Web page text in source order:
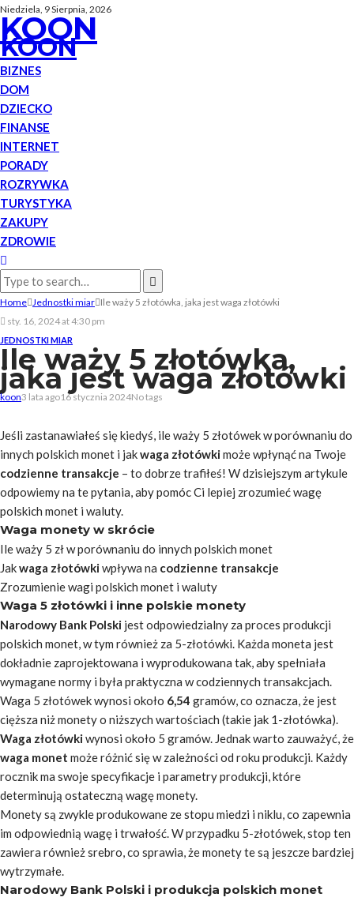
Niedziela, 9 Sierpnia, 2026
KOON
KOON
BIZNES
DOM
DZIECKO
FINANSE
INTERNET
PORADY
ROZRYWKA
TURYSTYKA
ZAKUPY
ZDROWIE
Home Jednostki miar Ile waży 5 złotówka, jaka jest waga złotówki
sty. 16, 2024 at 4:30 pm
JEDNOSTKI MIAR
Ile waży 5 złotówka,
jaka jest waga złotówki
koon3 lata ago16 stycznia 2024No tags
Jeśli zastanawiałeś się kiedyś, ile waży 5 złotówek w porównaniu do
innych polskich monet i jakwaga złotówkimoże wpłynąć na Twoje
codzienne transakcje – to dobrze trafiłeś! W dzisiejszym artykule
odpowiemy na te pytania, aby pomóc Ci lepiej zrozumieć wagę
polskich monet i waluty.
Waga monety w skrócie
Ile waży 5 zł w porównaniu do innych polskich monet
Jakwaga złotówkiwpływa na codzienne transakcje
Zrozumienie wagi polskich monet i waluty
Waga 5 złotówki i inne polskie monety
Narodowy Bank Polski jest odpowiedzialny za proces produkcji
polskich monet, w tym również za 5-złotówki. Każda moneta jest
dokładnie zaprojektowana i wyprodukowana tak, aby spełniała
wymagane normy i była praktyczna w codziennych transakcjach.
Waga 5 złotówek wynosi około 6,54 gramów, co oznacza, że jest
cięższa niż monety o niższych wartościach (takie jak 1-złotówka).
Waga złotówkiwynosi około 5 gramów. Jednak warto zauważyć, że
waga monet może różnić się w zależności od roku produkcji. Każdy
rocznik ma swoje specyfikacje i parametry produkcji, które
determinują ostateczną wagę monety.
Monety są zwykle produkowane ze stopu miedzi i niklu, co zapewnia
im odpowiednią wagę i trwałość. W przypadku 5-złotówek, stop ten
zawiera również srebro, co sprawia, że monety te są jeszcze bardziej
wytrzymałe.
Narodowy Bank Polski i produkcja polskich monet